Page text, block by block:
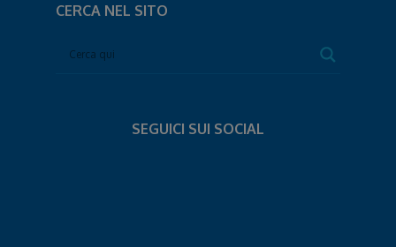
CERCA NEL SITO
SEGUICI SUI SOCIAL